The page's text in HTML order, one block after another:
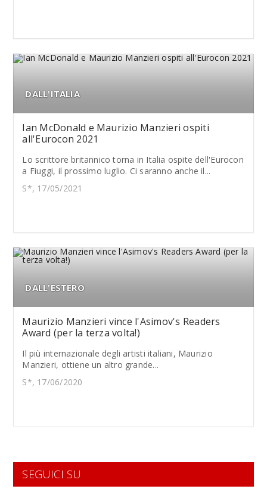
DALL'ITALIA
Ian McDonald e Maurizio Manzieri ospiti
all'Eurocon 2021
Lo scrittore britannico torna in Italia ospite dell'Eurocon
a Fiuggi, il prossimo luglio. Ci saranno anche il...
S*, 17/05/2021
DALL'ESTERO
Maurizio Manzieri vince l'Asimov's Readers
Award (per la terza volta!)
Il più internazionale degli artisti italiani, Maurizio
Manzieri, ottiene un altro grande...
S*, 17/06/2020
SEGUICI SU